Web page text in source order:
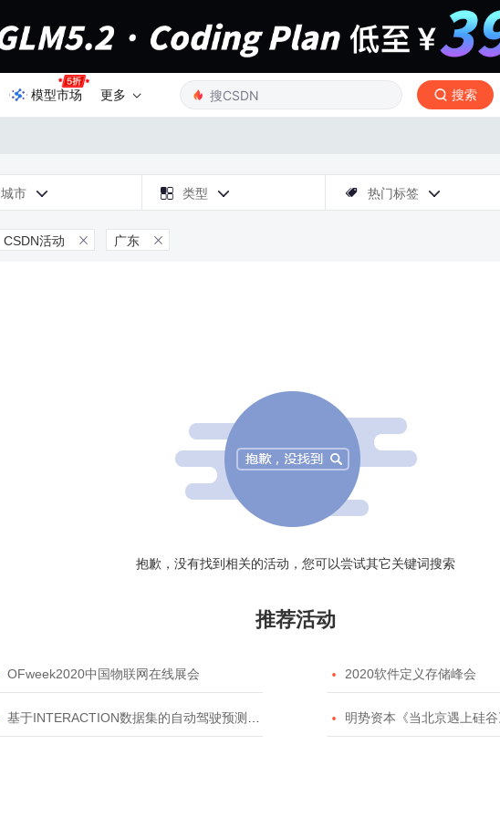
模型市场 更多 搜索
城市   类型   热门标签 
CSDN活动  广东 
抱歉，没有找到相关的活动，您可以尝试其它关键词搜索
推荐活动
OFweek2020中国物联网在线展会  2020软件定义存储峰会
基于INTERACTION数据集的自动驾驶预测模型挑战赛  明势资本《当北京遇上硅谷》系列